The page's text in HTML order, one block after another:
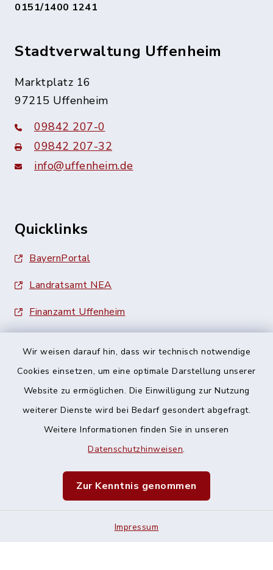
Wir weisen darauf hin, dass wir technisch notwendige
Cookies einsetzen, um eine optimale Darstellung unserer
Website zu ermöglichen. Die Einwilligung zur Nutzung
weiterer Dienste wird bei Bedarf gesondert abgefragt.
Weitere Informationen finden Sie in unseren
Datenschutzhinweisen.
Zur Kenntnis genommen
Impressum
0151/1400 1241
Stadtverwaltung Uffenheim
Marktplatz 16
97215 Uffenheim
09842 207-0
09842 207-32
info@uffenheim.de
Quicklinks
BayernPortal
Landratsamt NEA
Finanzamt Uffenheim
Barrierefreiheit
Impressum
Sitemap